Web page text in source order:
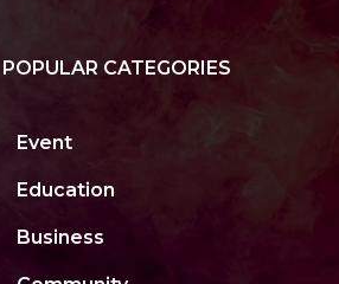
POPULAR CATEGORIES
Event
Education
Business